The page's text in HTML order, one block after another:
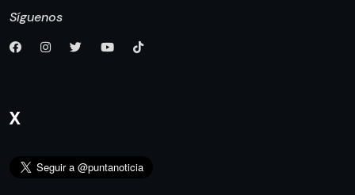
Síguenos
X